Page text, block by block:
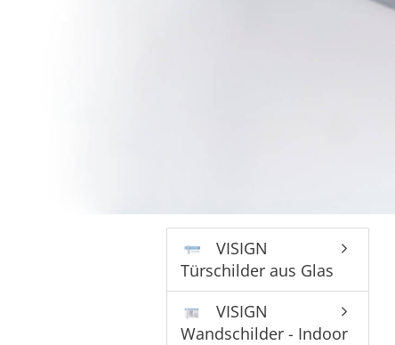
VISIGN
Türschilder aus Glas
VISIGN
Wandschilder - Indoor